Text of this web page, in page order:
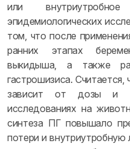
или
эпидемиологических
том, что после
ранних этапах
выкидыша, а также
гастрошизиса.
зависит от дозы и
исследованиях на
синтеза ПГ повышало
потери и внутриутробную